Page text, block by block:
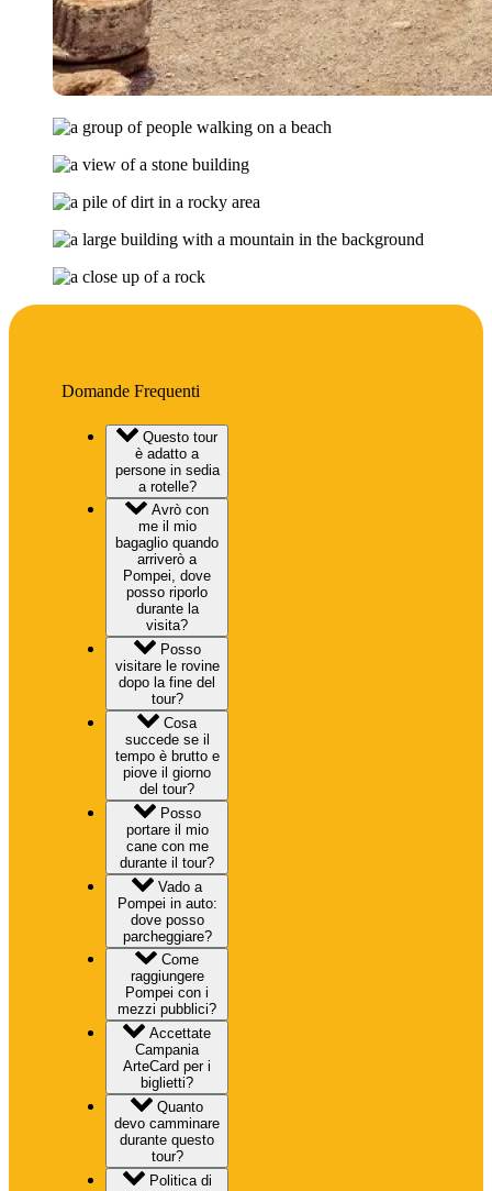
Domande Frequenti
è adatto a
persone in sedia
a rotelle?
me il mio
bagaglio quando
arriverò a
Pompei, dove
posso riporlo
durante la
visita?
Posso
visitare le rovine
dopo la fine del
tour?
succede se il
tempo è brutto e
piove il giorno
del tour?
Posso
portare il mio
cane con me
durante il tour?
Pompei in auto:
dove posso
parcheggiare?
raggiungere
Pompei con i
mezzi pubblici?
Campania
ArteCard per i
biglietti?
devo camminare
durante questo
tour?
Politica di